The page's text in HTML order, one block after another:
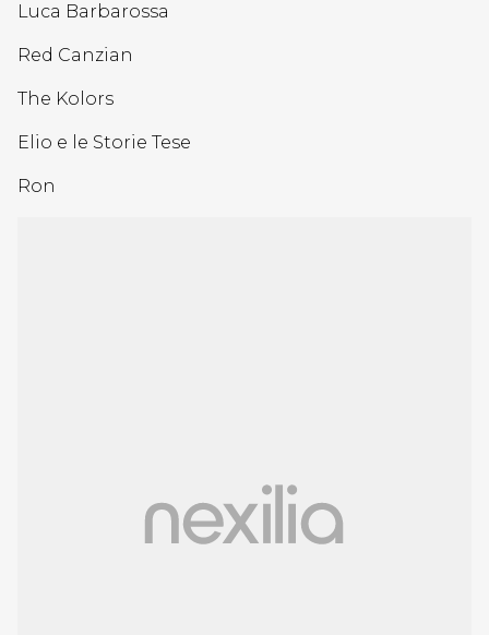
Luca Barbarossa
Red Canzian
The Kolors
Elio e le Storie Tese
Ron